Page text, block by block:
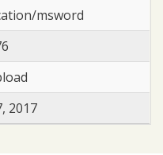
msword
2017